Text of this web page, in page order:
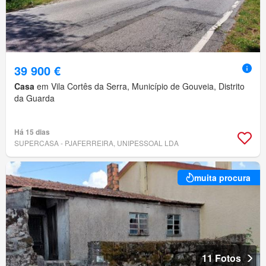
39 900 €
Casa em Vila Cortês da Serra, Município de Gouveia, Distrito
da Guarda
Há 15 dias
SUPERCASA - PJAFERREIRA, UNIPESSOAL LDA
muita procura
11 Fotos